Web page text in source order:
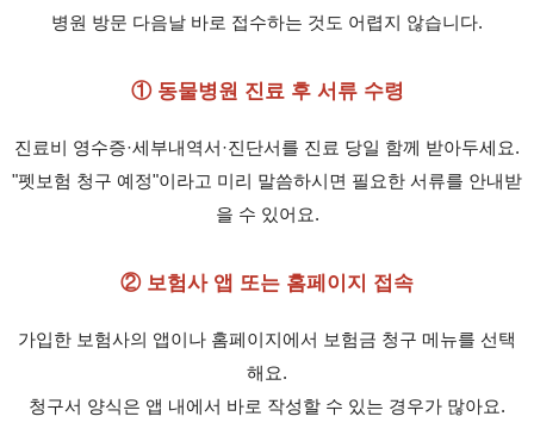
병원 방문 다음날 바로 접수하는 것도 어렵지 않습니다.
① 동물병원 진료 후 서류 수령
진료비 영수증·세부내역서·진단서를 진료 당일 함께 받아두세요.
"펫보험 청구 예정"이라고 미리 말씀하시면 필요한 서류를 안내받
을 수 있어요.
② 보험사 앱 또는 홈페이지 접속
가입한 보험사의 앱이나 홈페이지에서 보험금 청구 메뉴를 선택
해요.
청구서 양식은 앱 내에서 바로 작성할 수 있는 경우가 많아요.